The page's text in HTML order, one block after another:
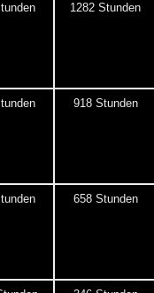
1282 Stunden
918 Stunden
658 Stunden